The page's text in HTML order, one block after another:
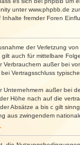
unter www.phpbb.de
fremder Foren
der Verletzung
auch für mittelbare
Verbrauchern außer bei
Vertragsschluss
Unternehmern außer bei
Höhe nach auf die
Absätze a bis c gilt
aus zwingendem